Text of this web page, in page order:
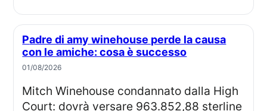
Padre di amy winehouse perde la causa
con le amiche: cosa è successo
01/08/2026
Mitch Winehouse condannato dalla High
Court: dovrà versare 963.852,88 sterline